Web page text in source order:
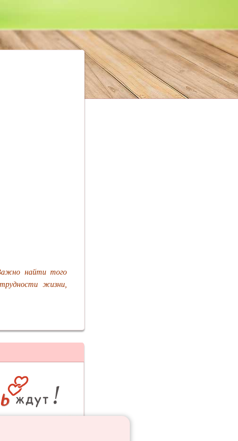
найти того
жизни,